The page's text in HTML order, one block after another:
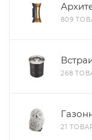
809
268
21